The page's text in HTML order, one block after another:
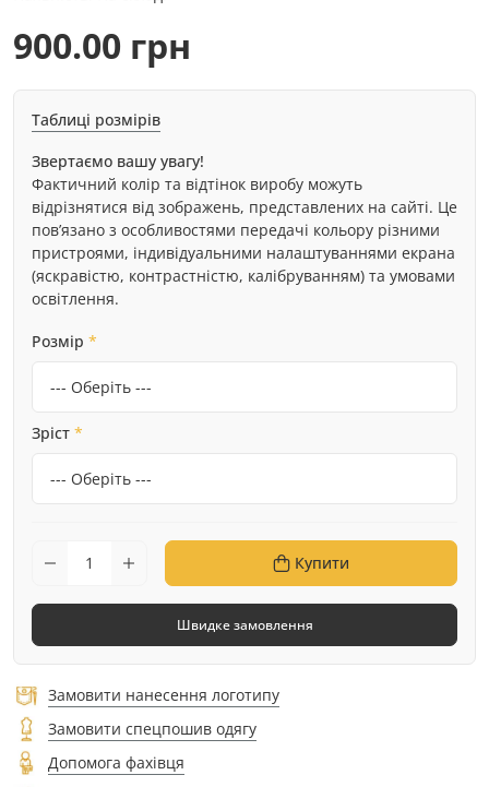
900.00 грн
Таблиці розмірів
Звертаємо вашу увагу!
Фактичний колір та відтінок виробу можуть
відрізнятися від зображень, представлених на сайті. Це
пов’язано з особливостями передачі кольору різними
пристроями, індивідуальними налаштуваннями екрана
(яскравістю, контрастністю, калібруванням) та умовами
освітлення.
Розмір *
Зріст *
Купити
Швидке замовлення
Замовити нанесення логотипу
Замовити спецпошив одягу
Допомога фахівця